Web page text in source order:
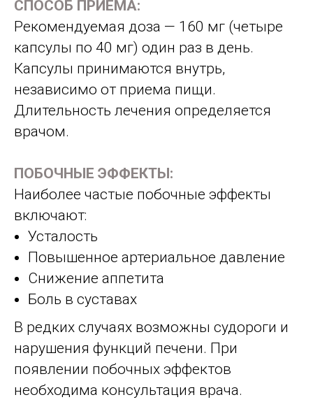
СПОСОБ ПРИЕМА:
Рекомендуемая доза — 160 мг (четыре
капсулы по 40 мг) один раз в день.
Капсулы принимаются внутрь,
независимо от приема пищи.
Длительность лечения определяется
врачом.
ПОБОЧНЫЕ ЭФФЕКТЫ:
Наиболее частые побочные эффекты
включают:
Усталость
Повышенное артериальное давление
Снижение аппетита
Боль в суставах
В редких случаях возможны судороги и
нарушения функций печени. При
появлении побочных эффектов
необходима консультация врача.